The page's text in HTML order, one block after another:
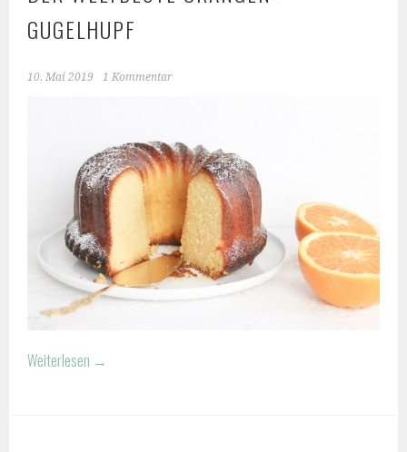
GUGELHUPF
10. Mai 2019 1 Kommentar
Weiterlesen →